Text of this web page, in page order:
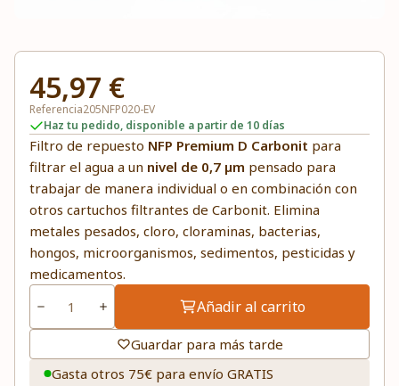
45,97 €
Referencia205NFP020-EV
Haz tu pedido, disponible a partir de 10 días
Filtro de repuesto NFP Premium D Carbonit para
filtrar el agua a un nivel de 0,7 µm pensado para
trabajar de manera individual o en combinación con
otros cartuchos filtrantes de Carbonit. Elimina
metales pesados, cloro, cloraminas, bacterias,
hongos, microorganismos, sedimentos, pesticidas y
medicamentos.
Añadir al carrito
Guardar para más tarde
Gasta otros 75€ para envío GRATIS